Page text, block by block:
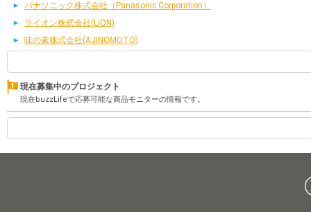
パナソニック株式会社（Panasonic Corporation）
ライオン株式会社(LION)
味の素株式会社(AJINOMOTO)
現在募集中のプロジェクト
現在buzzLifeで応募可能な商品モニターの情報です。